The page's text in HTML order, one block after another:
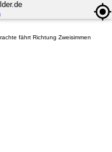
fährt Richtung Zweisimmen